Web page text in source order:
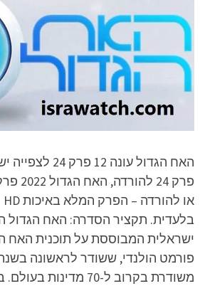
האח הגדול עונה
בלעדית. תקציר הסדרה: האח הגדול
ישראלית המבוססת על תוכנית האח
משודרת בקרוב ל-70